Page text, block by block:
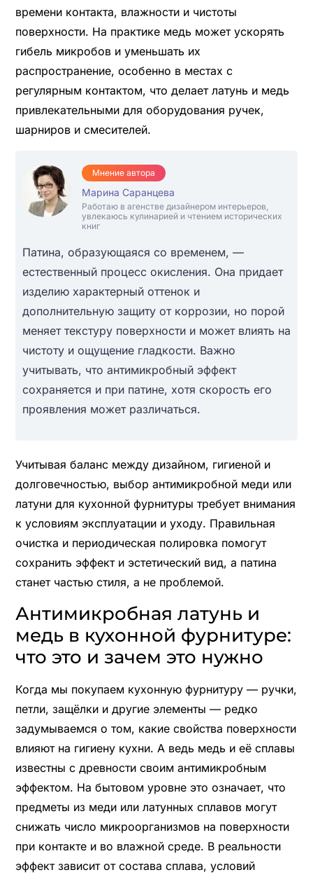
времени контакта, влажности и чистоты
поверхности. На практике медь может ускорять
гибель микробов и уменьшать их
распространение, особенно в местах с
регулярным контактом, что делает латунь и медь
привлекательными для оборудования ручек,
шарниров и смесителей.
Мнение автора
Марина Саранцева
Работаю в агенстве дизайнером интерьеров,
увлекаюсь кулинарией и чтением исторических
книг
Патина, образующаяся со временем, —
естественный процесс окисления. Она придает
изделию характерный оттенок и
дополнительную защиту от коррозии, но порой
меняет текстуру поверхности и может влиять на
чистоту и ощущение гладкости. Важно
учитывать, что антимикробный эффект
сохраняется и при патине, хотя скорость его
проявления может различаться.
Учитывая баланс между дизайном, гигиеной и
долговечностью, выбор антимикробной меди или
латуни для кухонной фурнитуры требует внимания
к условиям эксплуатации и уходу. Правильная
очистка и периодическая полировка помогут
сохранить эффект и эстетический вид, а патина
станет частью стиля, а не проблемой.
Антимикробная латунь и
медь в кухонной фурнитуре:
что это и зачем это нужно
Когда мы покупаем кухонную фурнитуру — ручки,
петли, защёлки и другие элементы — редко
задумываемся о том, какие свойства поверхности
влияют на гигиену кухни. А ведь медь и её сплавы
известны с древности своим антимикробным
эффектом. На бытовом уровне это означает, что
предметы из меди или латунных сплавов могут
снижать число микроорганизмов на поверхности
при контакте и во влажной среде. В реальности
эффект зависит от состава сплава, условий